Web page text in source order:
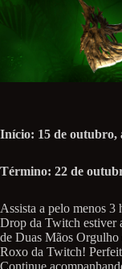
Início: 15 de outubro,
Término: 22 de
Assista a pelo menos 3
Drop da Twitch estiver
de Duas Mãos Orgulho
Roxo da Twitch!